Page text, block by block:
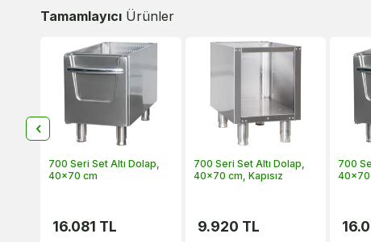
Tamamlayıcı Ürünler
700 Seri Set Altı Dolap,
40x70 cm
16.081 TL
700 Seri Set Altı Dolap,
40x70 cm, Kapısız
9.920 TL
700
40x70